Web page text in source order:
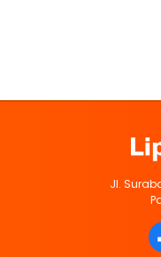
Jl.